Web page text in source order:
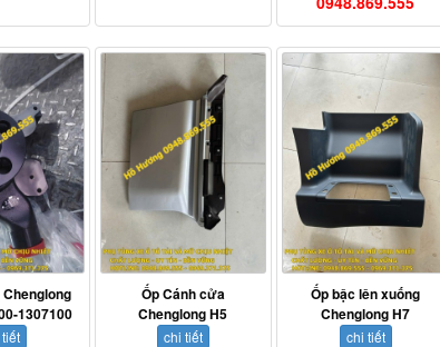
1307100
Ốp Cánh cửa
Chenglong H5
chi tiết
Ốp bậc lên xuống
Chenglong H7
chi tiết